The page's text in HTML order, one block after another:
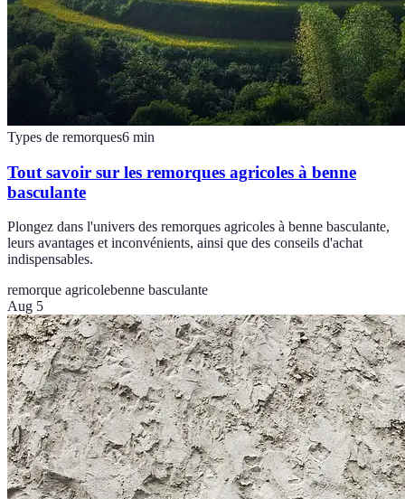
Types de remorques6 min
Tout savoir sur les remorques agricoles à benne
basculante
Plongez dans l'univers des remorques agricoles à benne basculante,
leurs avantages et inconvénients, ainsi que des conseils d'achat
indispensables.
remorque agricolebenne basculante
Aug 5